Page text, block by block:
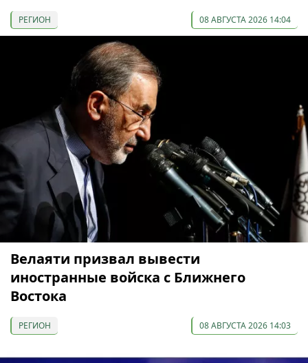
РЕГИОН 08 АВГУСТА 2026 14:04
Велаяти призвал вывести
иностранные войска с Ближнего
Востока
РЕГИОН 08 АВГУСТА 2026 14:03